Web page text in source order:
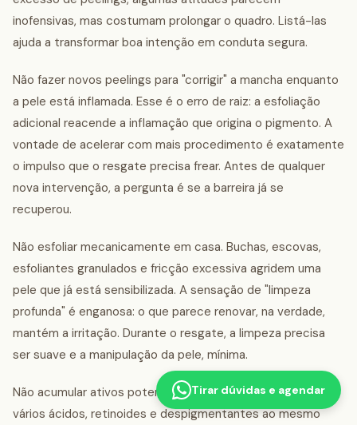
inofensivas, mas costumam prolongar o quadro. Listá-las
ajuda a transformar boa intenção em conduta segura.
Não fazer novos peelings para "corrigir" a mancha enquanto
a pele está inflamada. Esse é o erro de raiz: a esfoliação
adicional reacende a inflamação que origina o pigmento. A
vontade de acelerar com mais procedimento é exatamente
o impulso que o resgate precisa frear. Antes de qualquer
nova intervenção, a pergunta é se a barreira já se
recuperou.
Não esfoliar mecanicamente em casa. Buchas, escovas,
esfoliantes granulados e fricção excessiva agridem uma
pele que já está sensibilizada. A sensação de "limpeza
profunda" é enganosa: o que parece renovar, na verdade,
mantém a irritação. Durante o resgate, a limpeza precisa
ser suave e a manipulação da pele, mínima.
Não acumular ativos potentes por conta própria. Combinar
vários ácidos, retinoides e despigmentantes ao mesmo
Tirar dúvidas e agendar